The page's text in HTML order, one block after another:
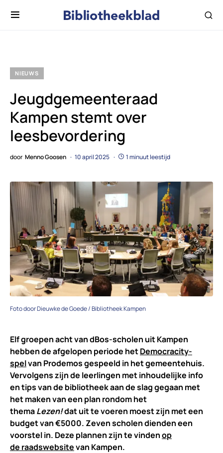
NIEUWS
Jeugdgemeenteraad
Kampen stemt over
leesbevordering
door Menno Goosen 10 april 2025 1 minuut leestijd
Foto door Dieuwke de Goede / Bibliotheek Kampen
Elf groepen acht van dBos-scholen uit Kampen
hebben de afgelopen periode hetDemocracity-
spelvan Prodemos gespeeld in het gemeentehuis.
Vervolgens zijn de leerlingen met inhoudelijke info
en tips van de bibliotheek aan de slag gegaan met
het maken van een plan rondom het
themaLezen!dat uit te voeren moest zijn met een
budget van €5000. Zeven scholen dienden een
voorstel in. Deze plannen zijn te vindenop
de raadswebsitevan Kampen.